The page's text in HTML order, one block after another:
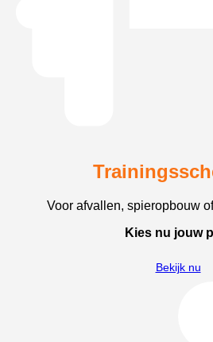
Voor afvallen, spieropbouw
Kies nu jouw
Bekijk nu